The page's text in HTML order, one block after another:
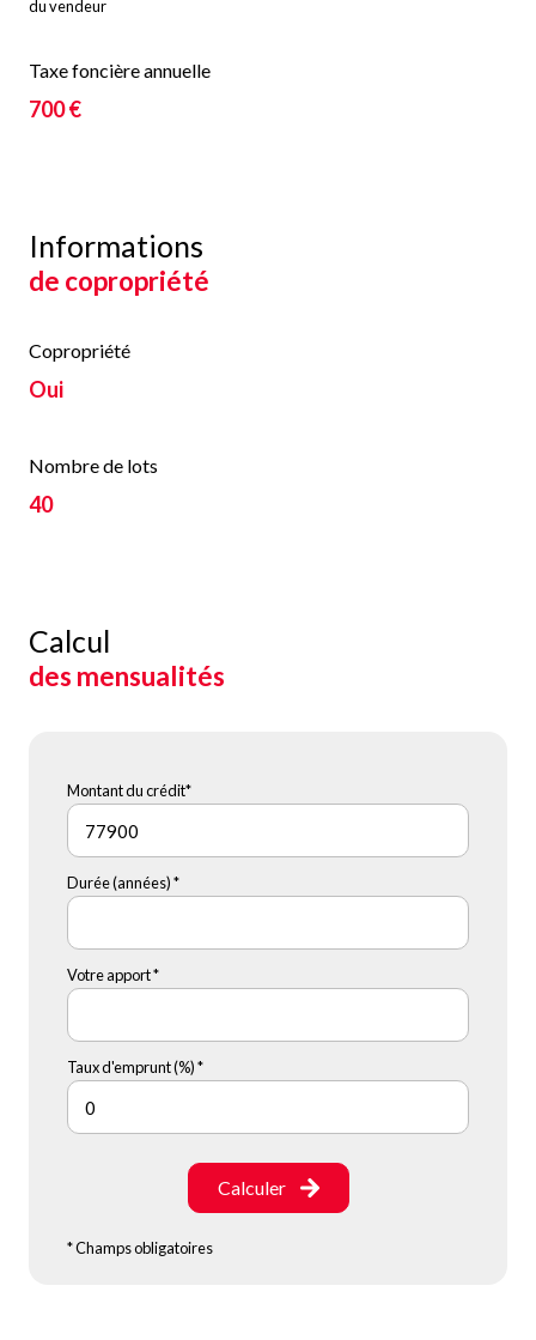
du vendeur
Taxe foncière annuelle
700 €
Informations
de copropriété
Copropriété
Oui
Nombre de lots
40
Calcul
des mensualités
Montant du crédit*
Durée (années) *
Votre apport *
Taux d'emprunt (%) *
Calculer
* Champs obligatoires